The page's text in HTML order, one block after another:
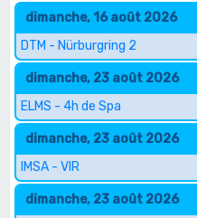
dimanche, 16 août 2026
DTM - Nürburgring 2
dimanche, 23 août 2026
ELMS - 4h de Spa
dimanche, 23 août 2026
IMSA - VIR
dimanche, 23 août 2026